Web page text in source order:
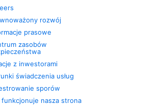
rozwój
prasowe
zasobów
z inwestorami
świadczenia usług
sporów
funkcjonuje nasza strona